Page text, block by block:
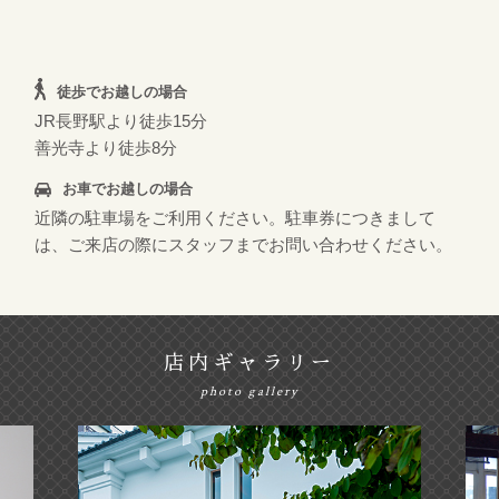
徒歩でお越しの場合
JR長野駅より徒歩15分
善光寺より徒歩8分
お車でお越しの場合
近隣の駐車場をご利用ください。駐車券につきまして
は、ご来店の際にスタッフまでお問い合わせください。
店内ギャラリー
photo gallery